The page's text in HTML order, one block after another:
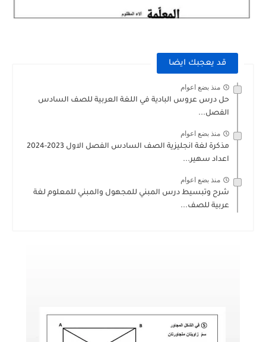
قد يعجبك ايضا
منذ بضع اعوام
حل درس عروس البادية في اللغة العربية للصف السادس
الفصل...
منذ بضع اعوام
مذكرة لغة انجليزية الصف السادس الفصل الاول 2023-2024
اعداد سهير...
منذ بضع اعوام
شرح وتبسيط درس المبني للمجهول والمبني للمعلوم لغة
عربية للصف...